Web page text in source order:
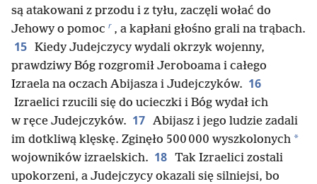
są atakowani z przodu i z tyłu, zaczęli wołać do
Jehowy o pomoc r , a kapłani głośno grali na trąbach.
15 Kiedy Judejczycy wydali okrzyk wojenny,
prawdziwy Bóg rozgromił Jeroboama i całego
Izraela na oczach Abijasza i Judejczyków. 16
Izraelici rzucili się do ucieczki i Bóg wydał ich
w ręce Judejczyków. 17 Abijasz i jego ludzie zadali
im dotkliwą klęskę. Zginęło 500 000 wyszkolonych *
wojowników izraelskich. 18 Tak Izraelici zostali
upokorzeni, a Judejczycy okazali się silniejsi, bo